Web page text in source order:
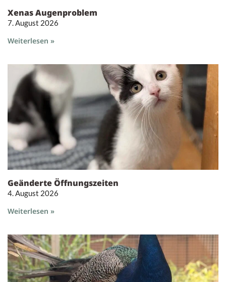
Xenas Augenproblem
7. August 2026
Weiterlesen »
Geänderte Öffnungszeiten
4. August 2026
Weiterlesen »